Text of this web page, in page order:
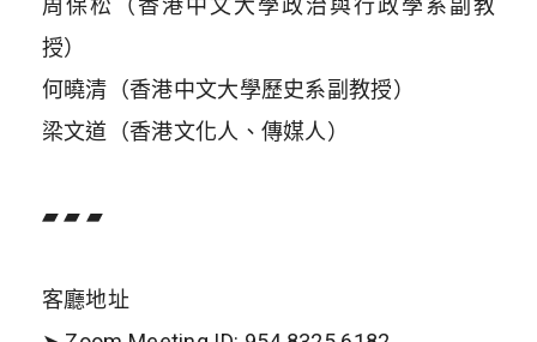
周保松（香港中文大學政治與行政學系副教
授）
何曉清（香港中文大學歷史系副教授）
梁文道（香港文化人、傳媒人）
▰ ▰ ▰
客廳地址